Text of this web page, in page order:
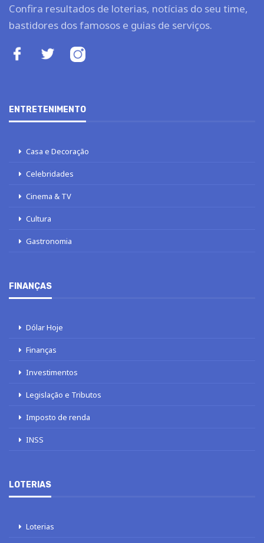
Confira resultados de loterias, notícias do seu time,
bastidores dos famosos e guias de serviços.
ENTRETENIMENTO
Casa e Decoração
Celebridades
Cinema & TV
Cultura
Gastronomia
FINANÇAS
Dólar Hoje
Finanças
Investimentos
Legislação e Tributos
Imposto de renda
INSS
LOTERIAS
Loterias